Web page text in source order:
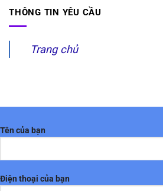
THÔNG TIN YÊU CẦU
Trang chủ
Tên của bạn
Điện thoại của bạn